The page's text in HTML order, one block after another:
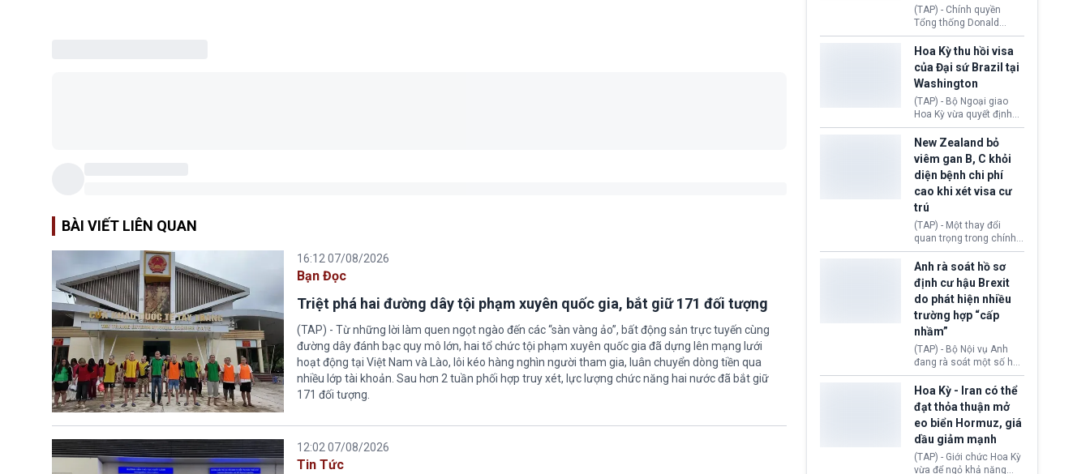
BÀI VIẾT LIÊN QUAN
16:12 07/08/2026
Bạn Đọc
Triệt phá hai đường dây tội phạm xuyên quốc gia, bắt giữ 171 đối tượng
(TAP) - Từ những lời làm quen ngọt ngào đến các “sàn vàng ảo”, bất động sản trực tuyến cùng
đường dây đánh bạc quy mô lớn, hai tổ chức tội phạm xuyên quốc gia đã dựng lên mạng lưới
hoạt động tại Việt Nam và Lào, lôi kéo hàng nghìn người tham gia, luân chuyển dòng tiền qua
nhiều lớp tài khoản. Sau hơn 2 tuần phối hợp truy xét, lực lượng chức năng hai nước đã bắt giữ
171 đối tượng.
12:02 07/08/2026
Tin Tức
(TAP) - Chính quyền
Tổng thống Donald
Trump đã hoàn trả
khoảng 100 tỷ USD thuế
quan từng thu theo Đạo
luật Quyền hạn Kinh tế
Khẩn cấp Quốc tế
(IEEPA). Động thái này
diễn ra sau phán quyết
hồi tháng 2 bởi Tòa án
Tối cao Hoa Kỳ
(SCOTUS) khi tuyên bố,
việc áp thuế diện rộng là
hoàn toàn bất hợp pháp.
Hoa Kỳ thu hồi visa
của Đại sứ Brazil tại
Washington
(TAP) - Bộ Ngoại giao
Hoa Kỳ vừa quyết định
thu hồi thị thực (visa)
của bà Maria Luiza
Ribeiro Viotti - Đại sứ
Brazil tại Washington.
Động thái trên diễn ra
trong bối cảnh tranh
chấp ngoại giao giữa
chính quyền Tổng thống
Donald Trump và chính
phủ cánh tả Tổng thống
da Silva đang leo thang
gay gắt.
New Zealand bỏ
viêm gan B, C khỏi
diện bệnh chi phí
cao khi xét visa cư
trú
(TAP) - Một thay đổi
quan trọng trong chính
sách nhập cư của New
Zealand đang mở ra
thêm cơ hội cho nhiều
người muốn định cư. Từ
nay, người mắc viêm
gan B hoặc viêm gan C
sẽ không còn bị mặc
định không đáp ứng tiêu
chuẩn sức khỏe chỉ vì
chi phí điều trị khi nộp hồ
Anh rà soát hồ sơ
định cư hậu Brexit
do phát hiện nhiều
trường hợp “cấp
nhầm”
(TAP) - Bộ Nội vụ Anh
đang rà soát một số hồ
sơ thuộc Chương trình
Định cư EU (EU
Settlement Scheme -
EUSS) sau khi xác định
có trường hợp được cấp
quy chế cư trú hậu
Brexit “do nhầm lẫn”.
Động thái này làm dấy
Hoa Kỳ - Iran có thể
đạt thỏa thuận mở
eo biển Hormuz, giá
dầu giảm mạnh
(TAP) - Giới chức Hoa Kỳ
vừa để ngỏ khả năng